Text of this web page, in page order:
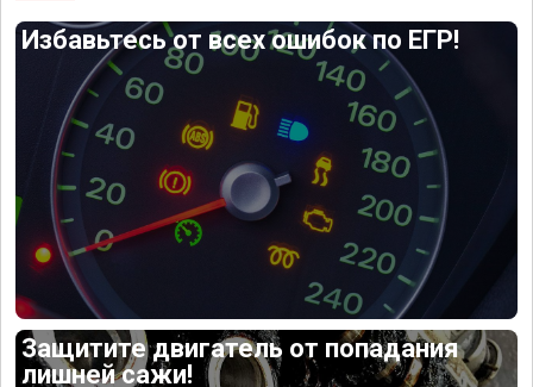
Избавьтесь от всех ошибок по ЕГР!
Защитите двигатель от попадания
лишней сажи!